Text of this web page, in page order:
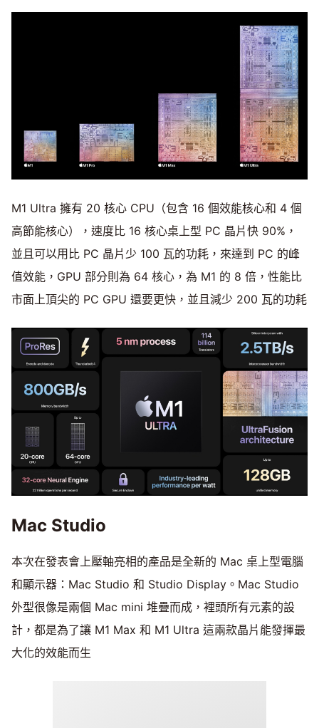
M1 Ultra 擁有 20 核心 CPU（包含 16 個效能核心和 4 個
高節能核心），速度比 16 核心桌上型 PC 晶片快 90%，
並且可以用比 PC 晶片少 100 瓦的功耗，來達到 PC 的峰
值效能，GPU 部分則為 64 核心，為 M1 的 8 倍，性能比
市面上頂尖的 PC GPU 還要更快，並且減少 200 瓦的功耗
Mac Studio
本次在發表會上壓軸亮相的產品是全新的 Mac 桌上型電腦
和顯示器：Mac Studio 和 Studio Display。Mac Studio
外型很像是兩個 Mac mini 堆疊而成，裡頭所有元素的設
計，都是為了讓 M1 Max 和 M1 Ultra 這兩款晶片能發揮最
大化的效能而生